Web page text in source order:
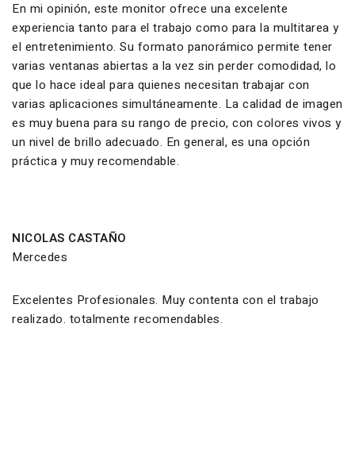
En mi opinión, este monitor ofrece una excelente
experiencia tanto para el trabajo como para la multitarea y
el entretenimiento. Su formato panorámico permite tener
varias ventanas abiertas a la vez sin perder comodidad, lo
que lo hace ideal para quienes necesitan trabajar con
varias aplicaciones simultáneamente. La calidad de imagen
es muy buena para su rango de precio, con colores vivos y
un nivel de brillo adecuado. En general, es una opción
práctica y muy recomendable.
NICOLAS CASTAÑO
Mercedes
Excelentes Profesionales. Muy contenta con el trabajo
realizado. totalmente recomendables.